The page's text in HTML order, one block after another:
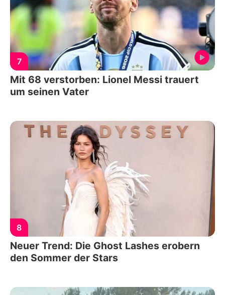
7
Mit 68 verstorben: Lionel Messi trauert
um seinen Vater
8
Neuer Trend: Die Ghost Lashes erobern
den Sommer der Stars